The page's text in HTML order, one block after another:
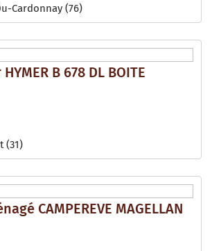
Cardonnay (76)
B 678 DL BOITE
(31)
CAMPEREVE MAGELLAN